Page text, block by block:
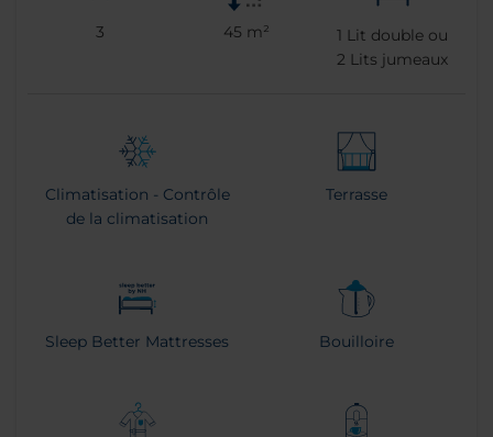
3 45 m² 1 Lit double ou
2 Lits jumeaux
Climatisation - Contrôle
de la climatisation
Terrasse
Sleep Better Mattresses Bouilloire